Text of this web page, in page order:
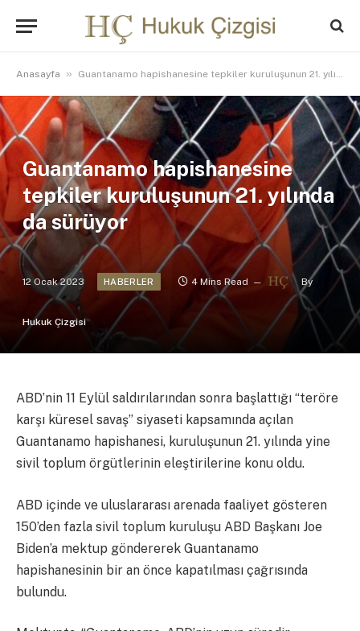
Anasayfa » Guantanamo hapishanesine tepkiler kuruluşunun 21. yılında da sürüyor
Guantanamo hapishanesine
tepkiler kuruluşunun 21. yılında
da sürüyor
12 Ocak 2023 HABERLER 4 Mins Read By
Hukuk Çizgisi
ABD’nin 11 Eylül saldırılarından sonra başlattığı “teröre
karşı küresel savaş” siyaseti kapsamında açılan
Guantanamo hapishanesi, kuruluşunun 21. yılında yine
sivil toplum örgütlerinin eleştirilerine konu oldu.
ABD içinde ve uluslararası arenada faaliyet gösteren
150’den fazla sivil toplum kuruluşu ABD Başkanı Joe
Biden’a mektup göndererek Guantanamo
hapishanesinin bir an önce kapatılması çağrısında
bulundu.